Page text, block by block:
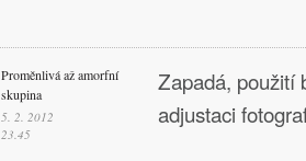
Proměnlivá až amorfní
skupina
5. 2. 2012
23.45
Zapadá, použití
adjustaci